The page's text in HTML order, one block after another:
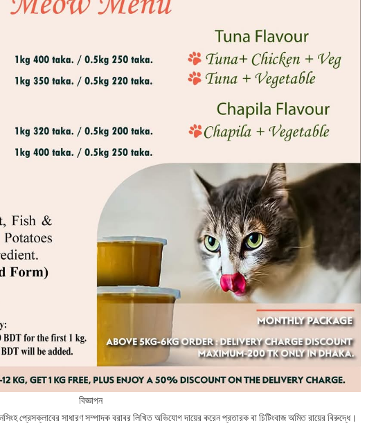
বিজ্ঞাপন
প্রেসক্লাবের সাধারণ সম্পাদক বরাবর লিখিত অভিযোগ দায়ের করেন প্রতারক বা চিটিংবাজ অমিত রায়ের বিরুদ্ধে।